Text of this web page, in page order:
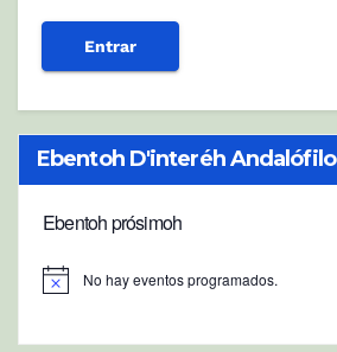
Ebentoh D'interéh Andalófilo
Ebentoh prósimoh
s
No hay eventos programados.